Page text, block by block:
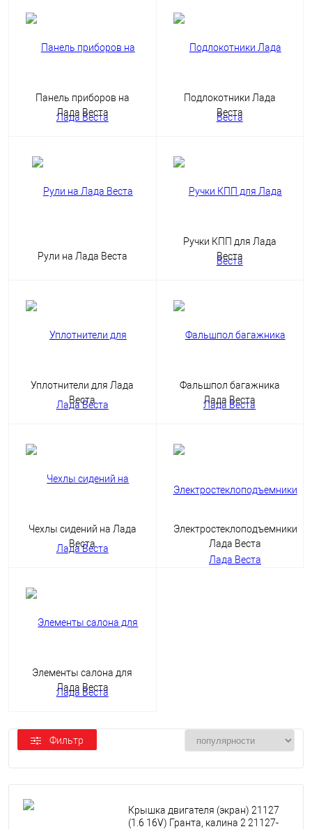
Панель приборов на
Лада Веста
Подлокотники Лада
Веста
Рули на Лада Веста
Ручки КПП для Лада
Веста
Уплотнители для Лада
Веста
Фальшпол багажника
Лада Веста
Чехлы сидений на Лада
Веста
Электростеклоподъемники
Лада Веста
Элементы салона для
Лада Веста
Фильтр
Крышка двигателя (экран) 21127
(1.6 16V) Гранта, калина 2 21127-